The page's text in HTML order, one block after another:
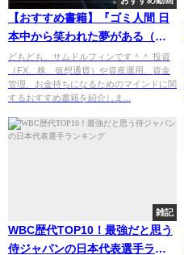
【おすすめ書籍】『ゴミ人間 日
本中から笑われた夢がある（西
野 亮廣[著]）』の紹介
どもども、サムドルフィンです＾＾ 投資
（FX、株、仮想通貨）や資産運用、資金
管理、お金持ちになるためのマインドに関
するおすすめ書籍を紹介しま...
雑記
WBC歴代TOP10！最強だと思う
侍ジャパンの日本代表選手ラン